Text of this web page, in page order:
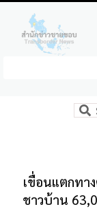
เขื่อนแตกทา
ชาวบ้าน